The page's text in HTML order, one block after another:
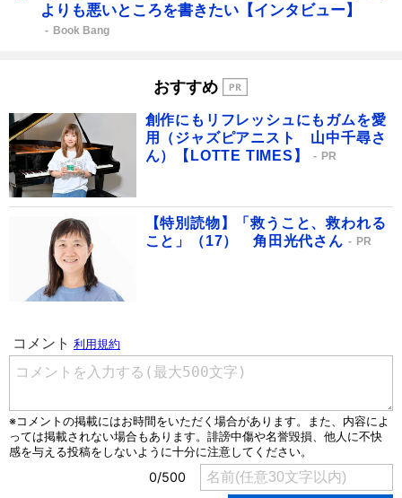
よりも悪いところを書きたい【インタビュー】
Book Bang
おすすめ
創作にもリフレッシュにもガムを愛
用（ジャズピアニスト 山中千尋さ
ん）【LOTTE TIMES】
PR
【特別読物】「救うこと、救われる
こと」（17） 角田光代さん
PR